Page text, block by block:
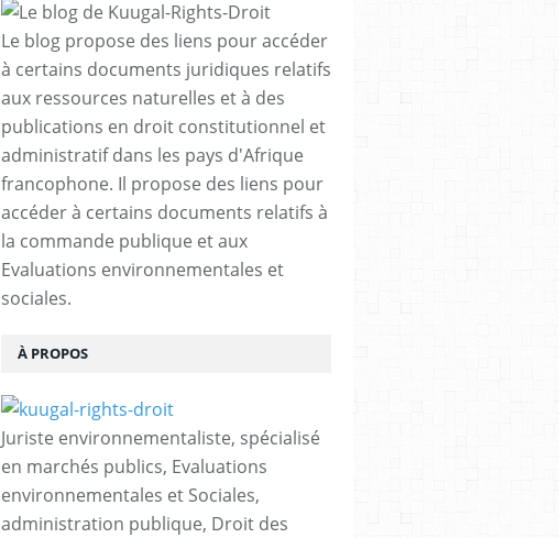
Le blog propose des liens pour accéder
à certains documents juridiques relatifs
aux ressources naturelles et à des
publications en droit constitutionnel et
administratif dans les pays d'Afrique
francophone. Il propose des liens pour
accéder à certains documents relatifs à
la commande publique et aux
Evaluations environnementales et
sociales.
À PROPOS
Juriste environnementaliste, spécialisé
en marchés publics, Evaluations
environnementales et Sociales,
administration publique, Droit des